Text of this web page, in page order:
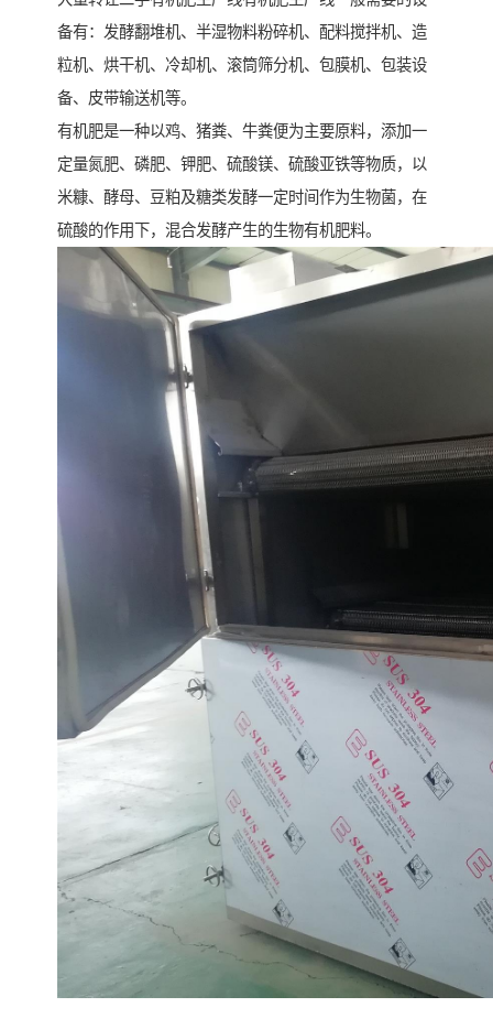
备有：发酵翻堆机、半湿物料粉碎机、配料搅拌机、造
粒机、烘干机、冷却机、滚筒筛分机、包膜机、包装设
备、皮带输送机等。
有机肥是一种以鸡、猪粪、牛粪便为主要原料，添加一
定量氮肥、磷肥、钾肥、硫酸镁、硫酸亚铁等物质，以
米糠、酵母、豆粕及糖类发酵一定时间作为生物菌，在
硫酸的作用下，混合发酵产生的生物有机肥料。